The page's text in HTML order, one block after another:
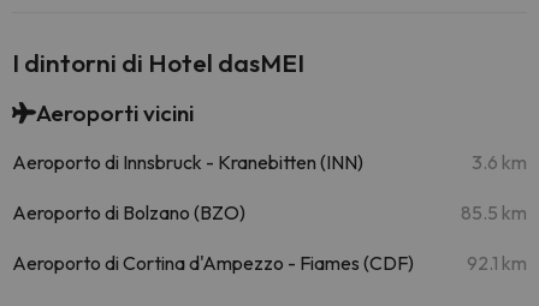
I dintorni di Hotel dasMEI
Aeroporti vicini
Aeroporto di Innsbruck - Kranebitten (INN) 3.6 km
Aeroporto di Bolzano (BZO) 85.5 km
Aeroporto di Cortina d'Ampezzo - Fiames (CDF) 92.1 km